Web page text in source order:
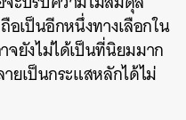
อเป็นอีกหนึ่งทางเลือกใน
ยังไม่ได้เป็นที่นิยมมาก
ยเป็นกระแสหลักได้ไม่